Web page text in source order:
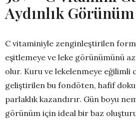
Aydınlık Görünüm
C vitaminiyle zenginleştirilen
eşitlemeye ve leke görünümünü
olur. Kuru ve lekelenmeye
geliştirilen bu fondöten, hafif
parlaklık kazandırır. Gün boyu
görünüm için ideal bir baz